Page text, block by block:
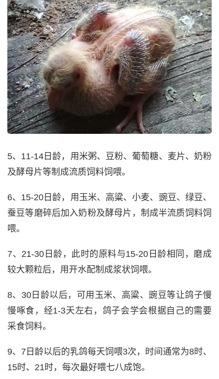
5、11-14日龄，用米粥、豆粉、葡萄糖、麦片、奶粉
及酵母片等制成流质饲料饲喂。
6、15-20日龄，用玉米、高粱、小麦、豌豆、绿豆、
蚕豆等磨碎后加入奶粉及酵母片，制成半流质饲料饲
喂。
7、21-30日龄，此时的原料与15-20日龄相同，磨成
较大颗粒后，用开水配制成浆状饲喂。
8、30日龄以后，可用玉米、高粱、豌豆等让鸽子慢
慢啄食，经1-3天左右，鸽子会学会根据自己的需要
采食饲料。
9、7日龄以后的乳鸽每天饲喂3次，时间通常为8时、
15时、21时，每次最好喂七八成饱。